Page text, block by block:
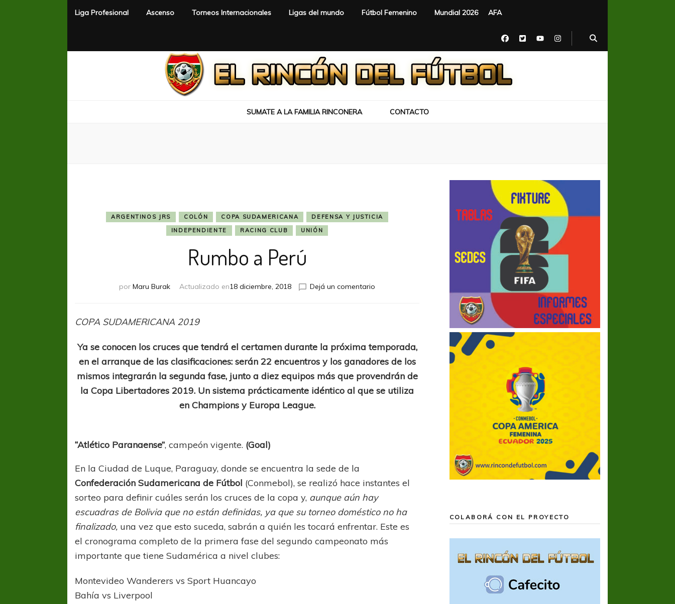
Liga Profesional Ascenso Torneos Internacionales Ligas del mundo Fútbol Femenino Mundial 2026 AFA
SUMATE A LA FAMILIA RINCONERA CONTACTO
ARGENTINOS JRS COLÓN COPA SUDAMERICANA
DEFENSA Y JUSTICIA
INDEPENDIENTE
RACING CLUB UNIÓN
Rumbo a Perú
por Maru Burak Actualizado en18 diciembre, 2018 Dejá un comentario
COPA SUDAMERICANA 2019
Ya se conocen los cruces que tendrá el certamen durante la próxima temporada,
en el arranque de las clasificaciones: serán 22 encuentros y los ganadores de los
mismos integrarán la segunda fase, junto a diez equipos más que provendrán de
la Copa Libertadores 2019. Un sistema prácticamente idéntico al que se utiliza
en Champions y Europa League.
“Atlético Paranaense”, campeón vigente. (Goal)
En la Ciudad de Luque, Paraguay, donde se encuentra la sede de la
Confederación Sudamericana de Fútbol (Conmebol), se realizó hace instantes el
sorteo para definir cuáles serán los cruces de la copa y, aunque aún hay
escuadras de Bolivia que no están definidas, ya que su torneo doméstico no ha
finalizado, una vez que esto suceda, sabrán a quién les tocará enfrentar. Este es
el cronograma completo de la primera fase del segundo campeonato más
importante que tiene Sudamérica a nivel clubes:
Montevideo Wanderers vs Sport Huancayo
Bahía vs Liverpool
COLABORÁ CON EL PROYECTO